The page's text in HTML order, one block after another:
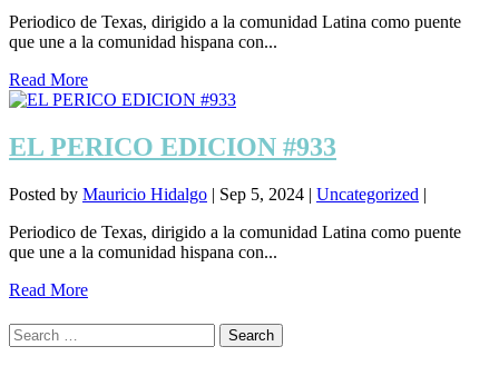
Periodico de Texas, dirigido a la comunidad Latina como puente
que une a la comunidad hispana con...
Read More
EL PERICO EDICION #933
Posted by Mauricio Hidalgo | Sep 5, 2024 | Uncategorized |
Periodico de Texas, dirigido a la comunidad Latina como puente
que une a la comunidad hispana con...
Read More
Search
for: